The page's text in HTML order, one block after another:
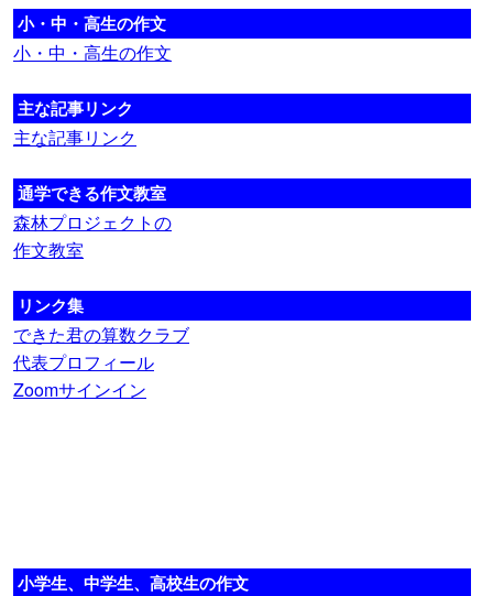
小・中・高生の作文
小・中・高生の作文
主な記事リンク
主な記事リンク
通学できる作文教室
森林プロジェクトの
作文教室
リンク集
できた君の算数クラブ
代表プロフィール
Zoomサインイン
小学生、中学生、高校生の作文